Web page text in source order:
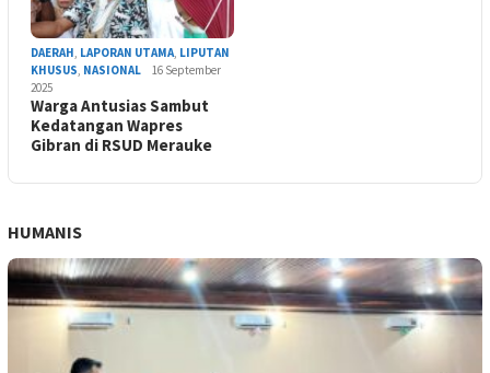
DAERAH, LAPORAN UTAMA, LIPUTAN
KHUSUS, NASIONAL
16 September
2025
Warga Antusias Sambut
Kedatangan Wapres
Gibran di RSUD Merauke
HUMANIS